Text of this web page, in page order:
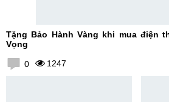
Tặng Bảo Hành Vàng khi mua điện
Vọng
0 1247